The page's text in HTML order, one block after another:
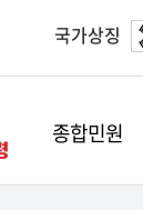
국가상징
종합민원